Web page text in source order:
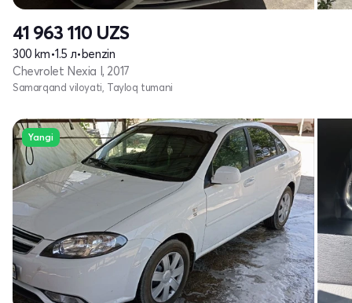
41 963 110 UZS
300 km•1.5 л•benzin
Chevrolet Nexia I, 2017
Samarqand viloyati, Tayloq tumani
Yangi